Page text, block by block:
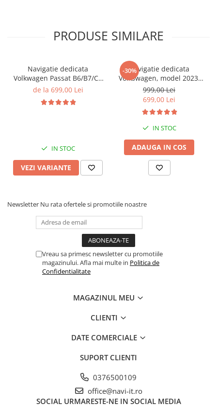
PRODUSE SIMILARE
Navigatie dedicata
Volkwagen Passat B6/B7/CC
Gri, 4GB RAM 64GB ROM,
Display QLED 10", DSP,
de la 699,00 Lei
IN STOC
VEZI VARIANTE
-30%Navigatie dedicata
Volkswagen, model 2023,
4GB RAM 64GB ROM,
Quadcore, Android 14,
Display QLED 7", DSP,
Carplay&Android Auto,
Suport camere AHD
999,00 Lei
699,00 Lei
IN STOC
ADAUGA IN COS
Newsletter Nu rata ofertele si promotiile noastre
Vreau sa primesc newsletter cu promotiile
magazinului. Afla mai multe in Politica de
Confidentialitate
MAGAZINUL MEU
CLIENTI
DATE COMERCIALE
SUPORT CLIENTI
0376500109
office@navi-it.ro
SOCIAL URMARESTE-NE IN SOCIAL MEDIA